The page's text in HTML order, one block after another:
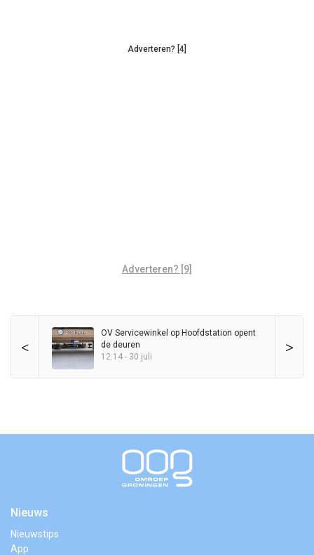
Adverteren? [4]
Adverteren? [9]
< >
OV Servicewinkel op Hoofdstation opent
de deuren
12:14 - 30 juli
Nieuws
Nieuwstips
App